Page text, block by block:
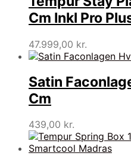
Cm Inkl Pro
47.999,00 kr.
Satin
Cm
439,00 kr.